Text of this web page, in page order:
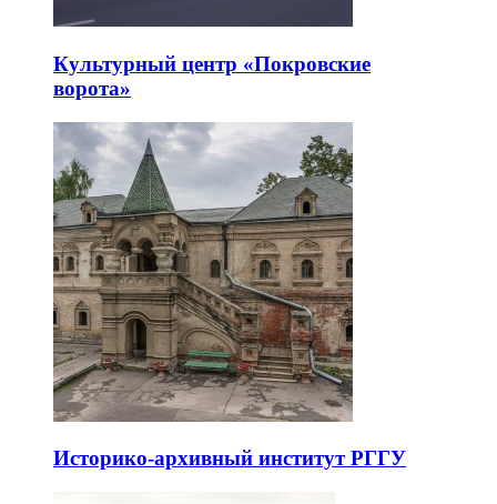
Культурный центр «Покровские
ворота»
Историко-архивный институт РГГУ